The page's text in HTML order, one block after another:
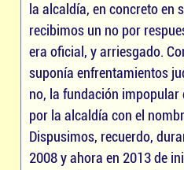
la alcaldía, en concreto en
recibimos un no por
era oficial, y arriesgado.
suponía enfrentamientos
no, la fundación
por la alcaldía con el
Dispusimos, recuerdo,
2008 y ahora en 2013 de